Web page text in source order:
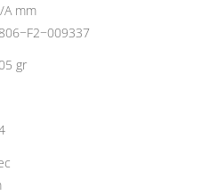
A mm
gr